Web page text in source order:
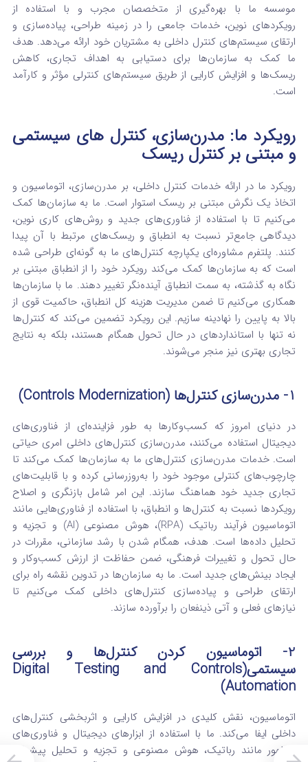
موسسه ما با بهره‌گیری از متخصصان مجرب و با استفاده از
رویکردهای نوین، خدمات جامعی را در زمینه طراحی، پیاده‌سازی و
ارتقای سیستم‌های کنترل داخلی به مشتریان خود ارائه می‌دهد. هدف
ما کمک به سازمان‌ها برای دستیابی به اهداف تجاری، کاهش
ریسک‌ها و افزایش کارایی از طریق سیستم‌های کنترلی مؤثر و کارآمد
است.
رویکرد ما: مدرن‌سازی، کنترل های سیستمی
و مبتنی بر کنترل ریسک
رویکرد ما در ارائه خدمات کنترل داخلی، بر مدرن‌سازی، اتوماسیون و
اتخاذ یک نگرش مبتنی بر ریسک استوار است. ما به سازمان‌ها کمک
می‌کنیم تا با استفاده از فناوری‌های جدید و روش‌های کاری نوین،
دیدگاهی جامع‌تر نسبت به انطباق و ریسک‌های مرتبط با آن پیدا
کنند. پلتفرم مشاوره‌ای یکپارچه کنترل‌های ما به گونه‌ای طراحی شده
است که به سازمان‌ها کمک می‌کند رویکرد خود را از انطباق مبتنی بر
نگاه به گذشته، به سمت انطباق آینده‌نگر تغییر دهند. ما با سازمان‌ها
همکاری می‌کنیم تا ضمن مدیریت هزینه کل انطباق، حاکمیت قوی از
بالا به پایین را نهادینه سازیم. این رویکرد تضمین می‌کند که کنترل‌ها
نه تنها با استانداردهای در حال تحول همگام هستند، بلکه به نتایج
تجاری بهتری نیز منجر می‌شوند.
1- مدرن‌سازی کنترل‌ها (Controls Modernization)
در دنیای امروز که کسب‌وکارها به طور فزاینده‌ای از فناوری‌های
دیجیتال استفاده می‌کنند، مدرن‌سازی کنترل‌های داخلی امری حیاتی
است. خدمات مدرن‌سازی کنترل‌های ما به سازمان‌ها کمک می‌کند تا
چارچوب‌های کنترلی موجود خود را به‌روزرسانی کرده و با قابلیت‌های
تجاری جدید خود هماهنگ سازند. این امر شامل بازنگری و اصلاح
رویکردها نسبت به کنترل‌ها و انطباق، با استفاده از فناوری‌هایی مانند
اتوماسیون فرآیند رباتیک (RPA)، هوش مصنوعی (AI) و تجزیه و
تحلیل داده‌ها است. هدف، همگام شدن با رشد سازمانی، مقررات در
حال تحول و تغییرات فرهنگی، ضمن حفاظت از ارزش کسب‌وکار و
ایجاد بینش‌های جدید است. ما به سازمان‌ها در تدوین نقشه راه برای
ارتقای طراحی و پیاده‌سازی کنترل‌های داخلی کمک می‌کنیم تا
نیازهای فعلی و آتی ذینفعان را برآورده سازند.
2- اتوماسیون کردن کنترل‌ها و بررسی
سیستمی(Digital Testing and Controls
Automation)
اتوماسیون، نقش کلیدی در افزایش کارایی و اثربخشی کنترل‌های
داخلی ایفا می‌کند. ما با استفاده از ابزارهای دیجیتال و فناوری‌های
نوظهور مانند رباتیک، هوش مصنوعی و تجزیه و تحلیل پیشرفته